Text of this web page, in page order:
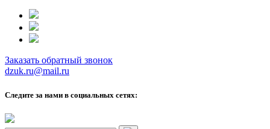
Заказать обратный звонок
dzuk.ru@mail.ru
Следите за нами в социальных сетях: